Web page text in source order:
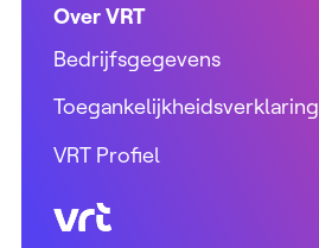
Over VRT
Bedrijfsgegevens
Toegankelijkheidsverklaring
VRT Profiel
VRT (home)